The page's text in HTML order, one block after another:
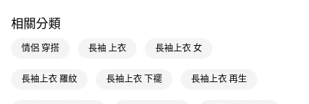
付款後全家取貨
每筆NT$80，滿NT$1,500(含以上)免運費
萊爾富取貨付款
相關分類
情侶 穿搭 長袖 上衣 長袖上衣 女
長袖上衣 羅紋 長袖上衣 下襬 長袖上衣 再生